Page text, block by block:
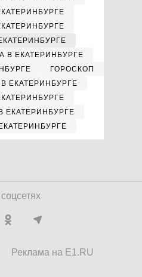
В ЕКАТЕРИНБУРГЕ
ГОРОСКОП
ЕКАТЕРИНБУРГЕ
ЕКАТЕРИНБУРГЕ
Реклама на E1.RU